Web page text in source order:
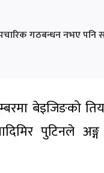
गठबन्धन नभए पनि
बेइजिङको
पुटिनले